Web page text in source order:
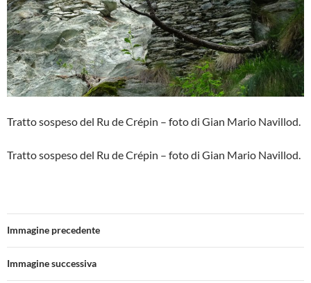
Tratto sospeso del Ru de Crépin – foto di Gian Mario Navillod.
Tratto sospeso del Ru de Crépin – foto di Gian Mario Navillod.
Immagine precedente
Immagine successiva